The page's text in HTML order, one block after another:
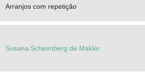
Arranjos com repetição
Susana Scheimberg de Makler